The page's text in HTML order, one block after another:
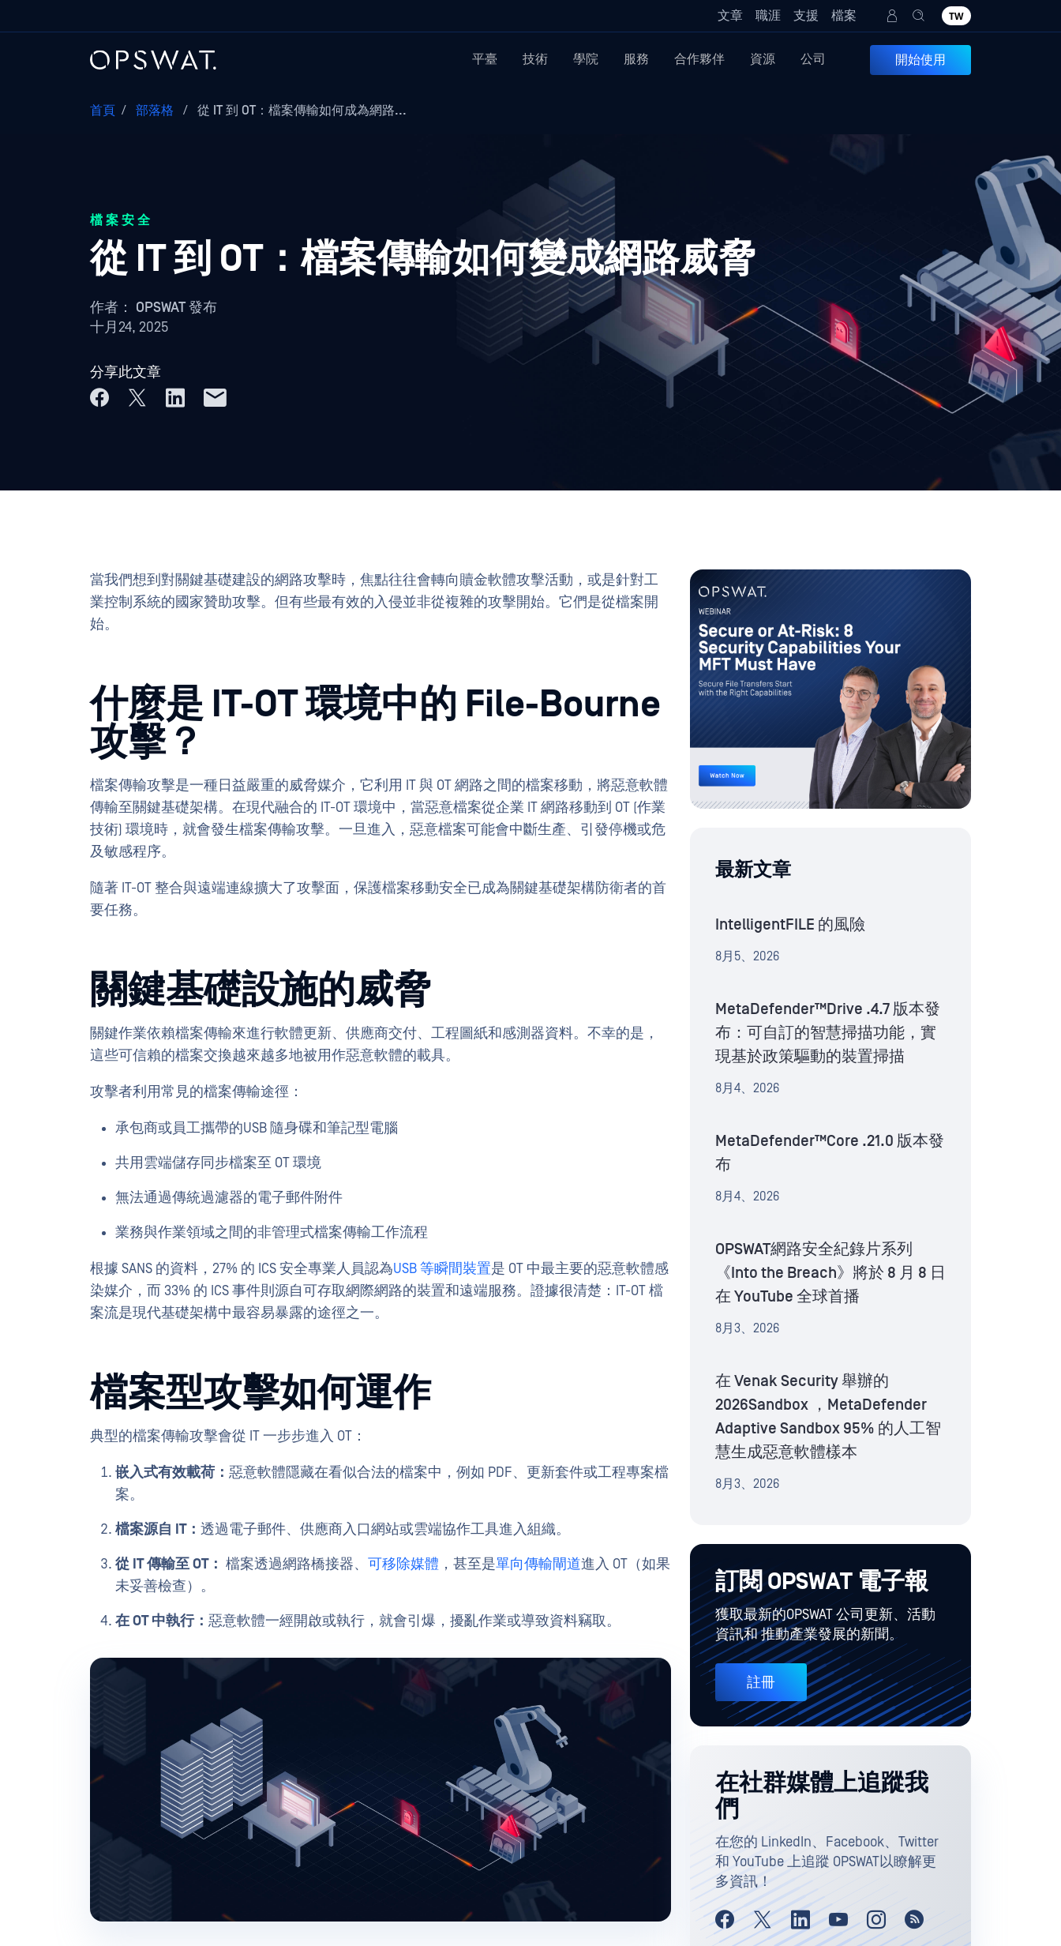
文章 職涯 支援 檔案 TW
平臺 技術 學院 服務 合作夥伴 資源 公司 開始使用
首頁 / 部落格 / 從 IT 到 OT：檔案傳輸如何成為網路...
檔案安全
從 IT 到 OT：檔案傳輸如何變成網路威脅
作者： OPSWAT 發布
十月24, 2025
分享此文章
當我們想到對關鍵基礎建設的網路攻擊時，焦點往往會轉向贖金軟體攻擊活動，或是針對工
業控制系統的國家贊助攻擊。但有些最有效的入侵並非從複雜的攻擊開始。它們是從檔案開
始。
什麼是 IT-OT 環境中的 File-Bourne
攻擊？
檔案傳輸攻擊是一種日益嚴重的威脅媒介，它利用 IT 與 OT 網路之間的檔案移動，將惡意軟體
傳輸至關鍵基礎架構。在現代融合的 IT-OT 環境中，當惡意檔案從企業 IT 網路移動到 OT (作業
技術) 環境時，就會發生檔案傳輸攻擊。一旦進入，惡意檔案可能會中斷生產、引發停機或危
及敏感程序。
隨著 IT-OT 整合與遠端連線擴大了攻擊面，保護檔案移動安全已成為關鍵基礎架構防衛者的首
要任務。
關鍵基礎設施的威脅
關鍵作業依賴檔案傳輸來進行軟體更新、供應商交付、工程圖紙和感測器資料。不幸的是，
這些可信賴的檔案交換越來越多地被用作惡意軟體的載具。
攻擊者利用常見的檔案傳輸途徑：
承包商或員工攜帶的USB 隨身碟和筆記型電腦
共用雲端儲存同步檔案至 OT 環境
無法通過傳統過濾器的電子郵件附件
業務與作業領域之間的非管理式檔案傳輸工作流程
根據 SANS 的資料，27% 的 ICS 安全專業人員認為USB 等瞬間裝置是 OT 中最主要的惡意軟體感
染媒介，而 33% 的 ICS 事件則源自可存取網際網路的裝置和遠端服務。證據很清楚：IT-OT 檔
案流是現代基礎架構中最容易暴露的途徑之一。
檔案型攻擊如何運作
典型的檔案傳輸攻擊會從 IT 一步步進入 OT：
嵌入式有效載荷： 惡意軟體隱藏在看似合法的檔案中，例如 PDF、更新套件或工程專案檔
案。
檔案源自 IT： 透過電子郵件、供應商入口網站或雲端協作工具進入組織。
從 IT 傳輸至 OT： 檔案透過網路橋接器、 可移除媒體 ，甚至是單向傳輸閘道進入 OT（如果
未妥善檢查）。
在 OT 中執行： 惡意軟體一經開啟或執行，就會引爆，擾亂作業或導致資料竊取。
最新文章
IntelligentFILE 的風險
8月5、2026
MetaDefender™Drive .4.7 版本發
布：可自訂的智慧掃描功能，實
現基於政策驅動的裝置掃描
8月4、2026
MetaDefender™Core .21.0 版本發
布
8月4、2026
OPSWAT網路安全紀錄片系列
《Into the Breach》將於 8 月 8 日
在 YouTube 全球首播
8月3、2026
在 Venak Security 舉辦的
2026Sandbox ，MetaDefender
Adaptive Sandbox 95% 的人工智
慧生成惡意軟體樣本
8月3、2026
訂閱 OPSWAT 電子報
獲取最新的OPSWAT 公司更新、活動
資訊和 推動產業發展的新聞。
註冊
在社群媒體上追蹤我
們
在您的 LinkedIn、Facebook、Twitter
和 YouTube 上追蹤 OPSWAT以瞭解更
多資訊！